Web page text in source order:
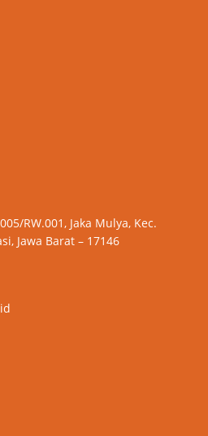
RW.001, Jaka Mulya, Kec.
Jawa Barat – 17146